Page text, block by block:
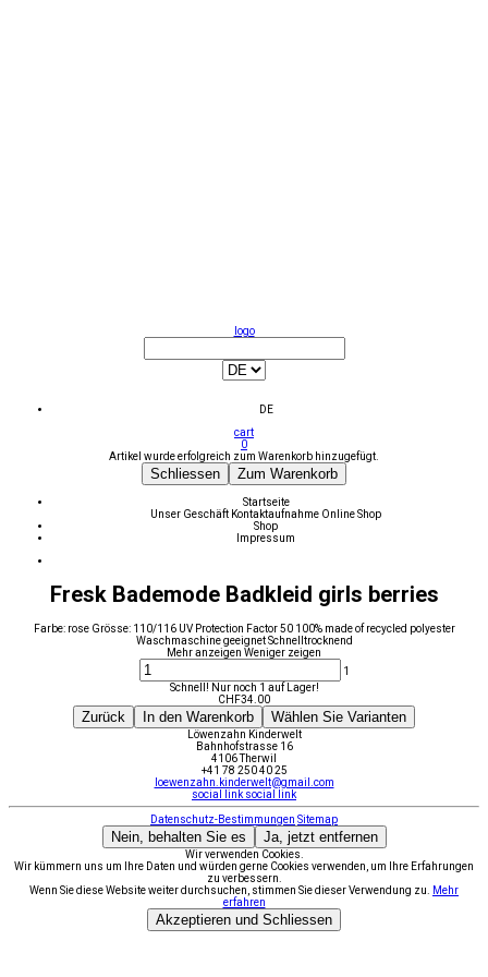
logo
DE
cart
0
Artikel wurde erfolgreich zum Warenkorb hinzugefügt.
Schliessen Zum Warenkorb
Startseite
Unser Geschäft Kontaktaufnahme Online Shop
Shop
Impressum
Fresk Bademode Badkleid girls berries
Farbe: rose Grösse: 110/116 UV Protection Factor 50 100% made of recycled polyester
Waschmaschine geeignet Schnelltrocknend
Mehr anzeigen Weniger zeigen
1
Schnell! Nur noch 1 auf Lager!
CHF34.00
Zurück In den Warenkorb Wählen Sie Varianten
Löwenzahn Kinderwelt
Bahnhofstrasse 16
4106 Therwil
+41 78 250 40 25
loewenzahn.kinderwelt@gmail.com
social link social link
Datenschutz-Bestimmungen Sitemap
Nein, behalten Sie es Ja, jetzt entfernen
Wir verwenden Cookies.
Wir kümmern uns um Ihre Daten und würden gerne Cookies verwenden, um Ihre Erfahrungen
zu verbessern.
Wenn Sie diese Website weiter durchsuchen, stimmen Sie dieser Verwendung zu.
Mehr
erfahren
Akzeptieren und Schliessen